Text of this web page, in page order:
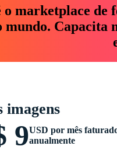
o marketplace de
mundo. Capacita
imagens
9USD por mês
anualmente